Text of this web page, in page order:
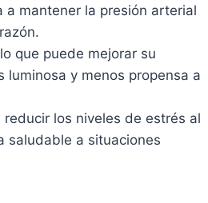
a mantener la presión arterial
que puede mejorar su
luminosa y menos propensa a
los niveles de estrés al
saludable a situaciones